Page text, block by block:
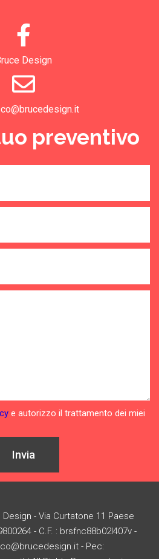
Design
preventivo
e autorizzo il trattamento dei miei
Invia
- Via Curtatone 11 Paese
- C.F. : brsfnc88b02l407v -
- Pec: